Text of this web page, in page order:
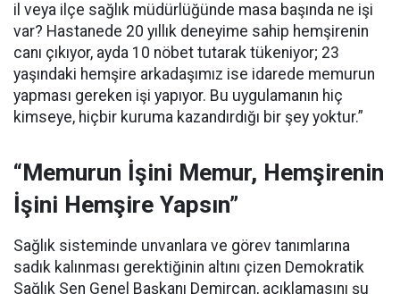
il veya ilçe sağlık müdürlüğünde masa başında ne işi
var? Hastanede 20 yıllık deneyime sahip hemşirenin
canı çıkıyor, ayda 10 nöbet tutarak tükeniyor; 23
yaşındaki hemşire arkadaşımız ise idarede memurun
yapması gereken işi yapıyor. Bu uygulamanın hiç
kimseye, hiçbir kuruma kazandırdığı bir şey yoktur.”
“Memurun İşini Memur, Hemşirenin
İşini Hemşire Yapsın”
Sağlık sisteminde unvanlara ve görev tanımlarına
sadık kalınması gerektiğinin altını çizen Demokratik
Sağlık Sen Genel Başkanı Demircan, açıklamasını şu